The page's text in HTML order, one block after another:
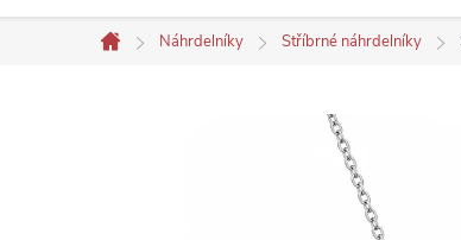
Domů
Náhrdelníky Stříbrné náhrdelníky